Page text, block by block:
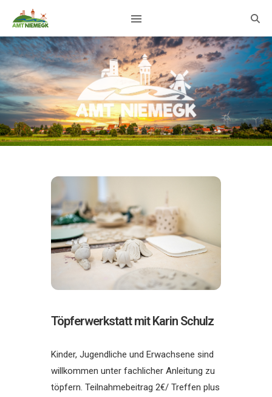
Töpferwerkstatt mit Karin Schulz
Kinder, Jugendliche und Erwachsene sind
willkommen unter fachlicher Anleitung zu
töpfern. Teilnahmebeitrag 2€/ Treffen plus